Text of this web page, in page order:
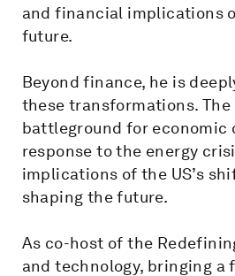
and financial implications
future.
Beyond finance, he is
these transformations.
battleground for economic
response to the energy
implications of the US’s
shaping the future.
As co-host of the
and technology, bringing a